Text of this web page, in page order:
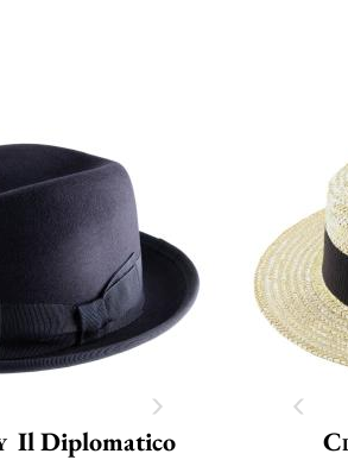
Il Diplomatico